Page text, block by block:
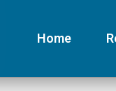
Home